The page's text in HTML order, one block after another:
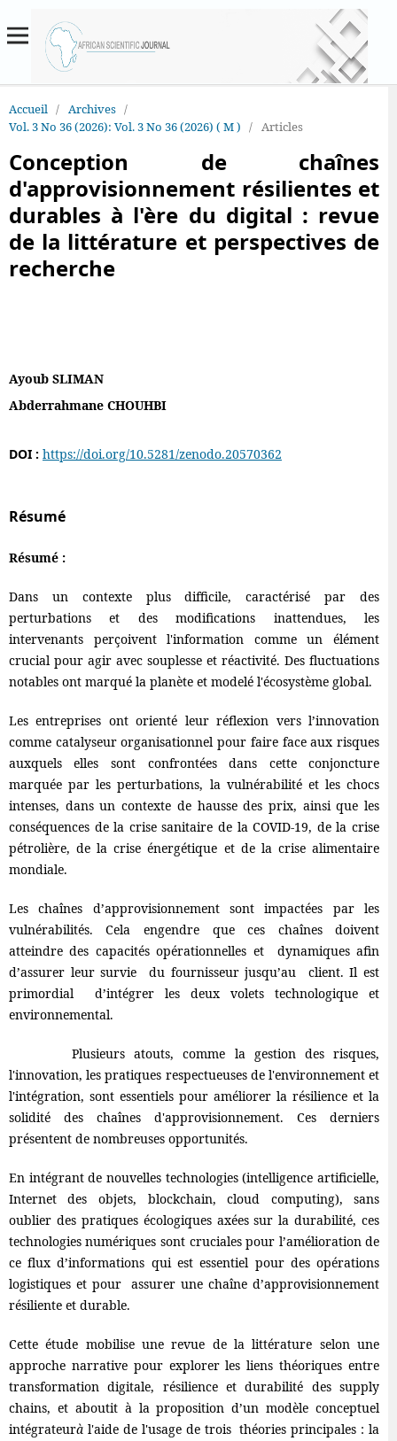
Accueil / Archives /
Vol. 3 No 36 (2026): Vol. 3 No 36 (2026) ( M ) / Articles
Conception de chaînes
d'approvisionnement résilientes et
durables à l'ère du digital : revue
de la littérature et perspectives de
recherche
Ayoub SLIMAN
Abderrahmane CHOUHBI
DOI : https://doi.org/10.5281/zenodo.20570362
Résumé
Résumé :
Dans un contexte plus difficile, caractérisé par des
perturbations et des modifications inattendues, les
intervenants perçoivent l'information comme un élément
crucial pour agir avec souplesse et réactivité. Des fluctuations
notables ont marqué la planète et modelé l'écosystème global.
Les entreprises ont orienté leur réflexion vers l’innovation
comme catalyseur organisationnel pour faire face aux risques
auxquels elles sont confrontées dans cette conjoncture
marquée par les perturbations, la vulnérabilité et les chocs
intenses, dans un contexte de hausse des prix, ainsi que les
conséquences de la crise sanitaire de la COVID-19, de la crise
pétrolière, de la crise énergétique et de la crise alimentaire
mondiale.
Les chaînes d’approvisionnement sont impactées par les
vulnérabilités. Cela engendre que ces chaînes doivent
atteindre des capacités opérationnelles et dynamiques afin
d’assurer leur survie du fournisseur jusqu’au client. Il est
primordial d’intégrer les deux volets technologique et
environnemental.
Plusieurs atouts, comme la gestion des risques,
l'innovation, les pratiques respectueuses de l'environnement et
l'intégration, sont essentiels pour améliorer la résilience et la
solidité des chaînes d'approvisionnement. Ces derniers
présentent de nombreuses opportunités.
En intégrant de nouvelles technologies (intelligence artificielle,
Internet des objets, blockchain, cloud computing), sans
oublier des pratiques écologiques axées sur la durabilité, ces
technologies numériques sont cruciales pour l’amélioration de
ce flux d’informations qui est essentiel pour des opérations
logistiques et pour assurer une chaîne d’approvisionnement
résiliente et durable.
Cette étude mobilise une revue de la littérature selon une
approche narrative pour explorer les liens théoriques entre
transformation digitale, résilience et durabilité des supply
chains, et aboutit à la proposition d’un modèle conceptuel
intégrateuràl'aide de l'usage de trois théories principales : la